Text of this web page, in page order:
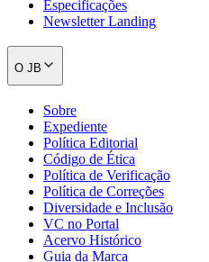
Especificações
Newsletter Landing
O JB
Sobre
Expediente
Política Editorial
Código de Ética
Política de Verificação
Política de Correções
Diversidade e Inclusão
VC no Portal
Acervo Histórico
Guia da Marca